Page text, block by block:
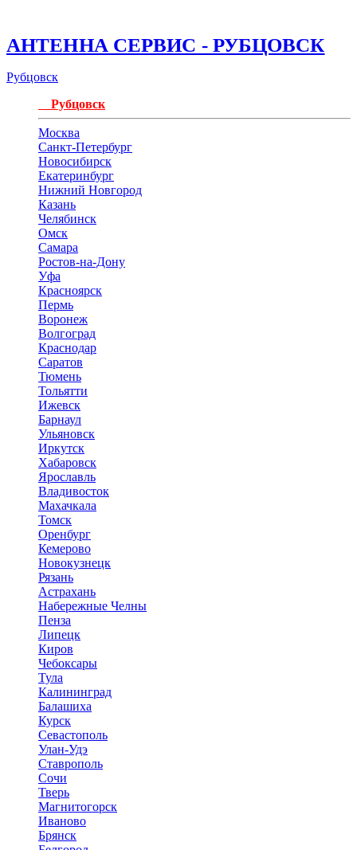
АНТЕННА СЕРВИС - РУБЦОВСК
Рубцовск
Рубцовск
Москва
Санкт-Петербург
Новосибирск
Екатеринбург
Нижний Новгород
Казань
Челябинск
Омск
Самара
Ростов-на-Дону
Уфа
Красноярск
Пермь
Воронеж
Волгоград
Краснодар
Саратов
Тюмень
Тольятти
Ижевск
Барнаул
Ульяновск
Иркутск
Хабаровск
Ярославль
Владивосток
Махачкала
Томск
Оренбург
Кемерово
Новокузнецк
Рязань
Астрахань
Набережные Челны
Пенза
Липецк
Киров
Чебоксары
Тула
Калининград
Балашиха
Курск
Севастополь
Улан-Удэ
Ставрополь
Сочи
Тверь
Магнитогорск
Иваново
Брянск